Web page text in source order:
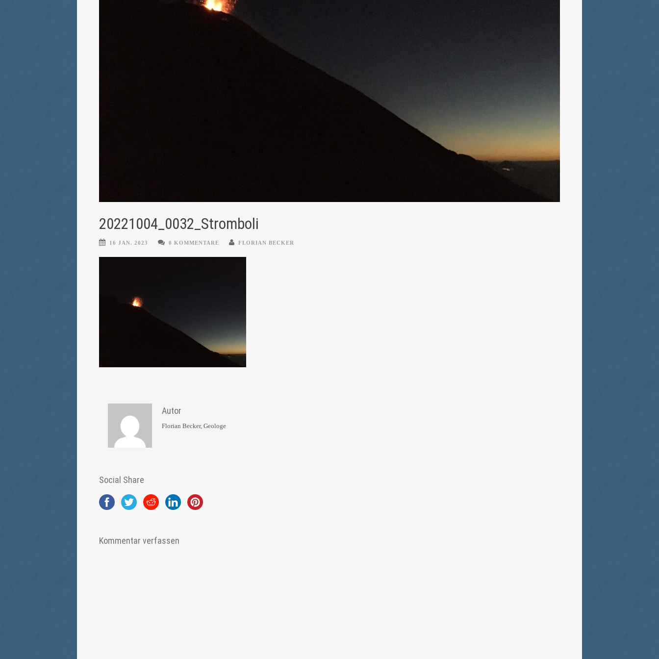
20221004_0032_Stromboli
16 JAN. 2023 0 KOMMENTARE FLORIAN BECKER
Autor
Florian Becker, Geologe
Social Share
Kommentar verfassen